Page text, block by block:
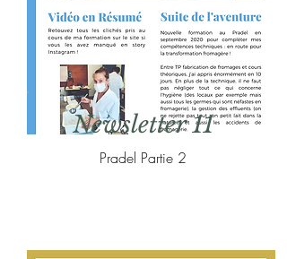
Newsletter 11
Pradel Partie 2